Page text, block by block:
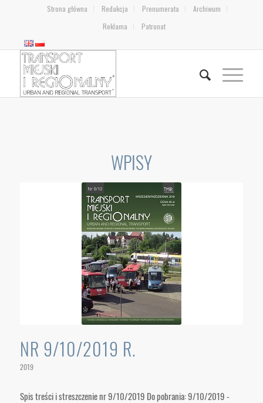
Strona główna Redakcja Prenumerata
Archiwum
Reklama
Patronat
WPISY
NR 9/10/2019 R.
2019
Spis treści i streszczenie nr 9/10/2019 Do pobrania: 9/10/2019 -